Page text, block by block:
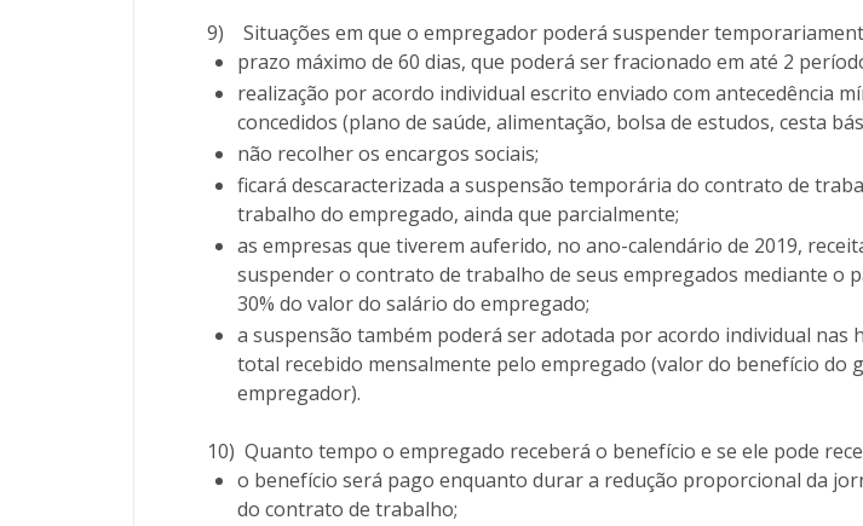
9) Situações em que o empregador poderá suspender
prazo máximo de 60 dias, que poderá ser fracionado em até 2
realização por acordo individual escrito enviado com antecedência
concedidos (plano de saúde, alimentação, bolsa de estudos, cesta
não recolher os encargos sociais;
ficará descaracterizada a suspensão temporária do contrato de
trabalho do empregado, ainda que parcialmente;
as empresas que tiverem auferido, no ano-calendário de 2019,
suspender o contrato de trabalho de seus empregados mediante o
30% do valor do salário do empregado;
a suspensão também poderá ser adotada por acordo individual
total recebido mensalmente pelo empregado (valor do benefício do
empregador).
10) Quanto tempo o empregado receberá o benefício e se ele pode
o benefício será pago enquanto durar a redução proporcional da
do contrato de trabalho;